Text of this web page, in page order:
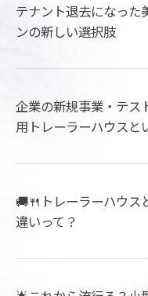
テナント退去になった
ンの新しい選択肢
企業の新規事業・テス
用トレーラーハウスと
🚚🍴トレーラーハウス
違いって？